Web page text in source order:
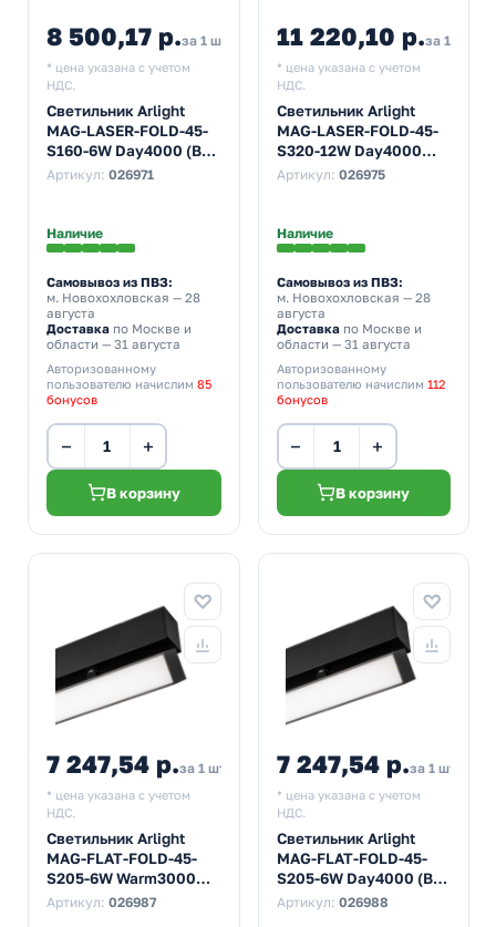
8 500,17 р.за 1 шт
* цена указана с учетом
НДС.
Светильник Arlight
MAG-LASER-FOLD-45-
S160-6W Day4000 (BK,
15 deg, 24V)
Артикул: 026971
Наличие
Самовывоз из ПВЗ:
м. Новохохловская — 28
августа
Доставка по Москве и
области — 31 августа
Авторизованному
пользователю начислим 85
бонусов
− +
В корзину
11 220,10 р.за 1 шт
* цена указана с учетом
НДС.
Светильник Arlight
MAG-LASER-FOLD-45-
S320-12W Day4000
(BK, 15 deg, 24V)
Артикул: 026975
Наличие
Самовывоз из ПВЗ:
м. Новохохловская — 28
августа
Доставкапо Москве и
области — 31 августа
Авторизованному
пользователю начислим 112
бонусов
− +
В корзину
7 247,54 р.за 1 шт
* цена указана с учетом
НДС.
Светильник Arlight
MAG-FLAT-FOLD-45-
S205-6W Warm3000
(BK, 100 deg, 24V)
Артикул: 026987
7 247,54 р.за 1 шт
* цена указана с учетом
НДС.
Светильник Arlight
MAG-FLAT-FOLD-45-
S205-6W Day4000 (BK,
100 deg, 24V)
Артикул: 026988